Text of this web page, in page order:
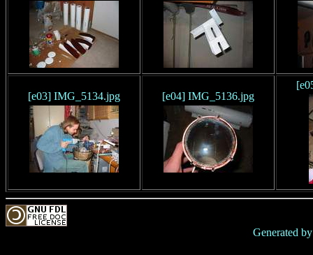
[e03] IMG_5134.jpg [e04] IMG_5136.jpg
Generated